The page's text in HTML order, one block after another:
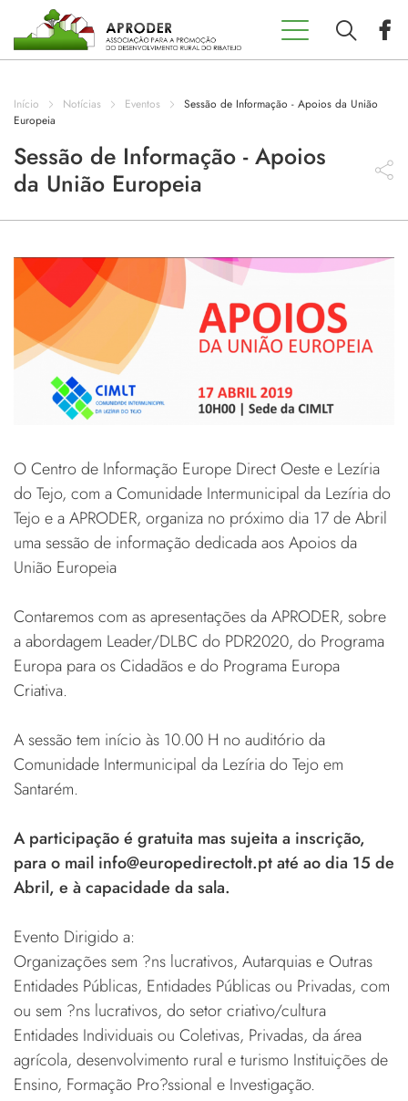
Aproder
EDL 20.30
Concursos
Programas
Contactos
Início Notícias Eventos
Sessão de Informação - Apoios da União
Europeia
Sessão de Informação - Apoios
da União Europeia
O Centro de Informação Europe Direct Oeste e Lezíria
do Tejo, com a Comunidade Intermunicipal da Lezíria do
Tejo e a APRODER, organiza no próximo dia 17 de Abril
uma sessão de informação dedicada aos Apoios da
União Europeia
Contaremos com as apresentações da APRODER, sobre
a abordagem Leader/DLBC do PDR2020, do Programa
Europa para os Cidadãos e do Programa Europa
Criativa.
A sessão tem início às 10.00 H no auditório da
Comunidade Intermunicipal da Lezíria do Tejo em
Santarém.
A participação é gratuita mas sujeita a inscrição,
para o mail info@europedirectolt.pt até ao dia 15 de
Abril, e à capacidade da sala.
Evento Dirigido a:
Organizações sem ?ns lucrativos, Autarquias e Outras
Entidades Públicas, Entidades Públicas ou Privadas, com
ou sem ?ns lucrativos, do setor criativo/cultura
Entidades Individuais ou Coletivas, Privadas, da área
agrícola, desenvolvimento rural e turismo Instituições de
Ensino, Formação Pro?ssional e Investigação.